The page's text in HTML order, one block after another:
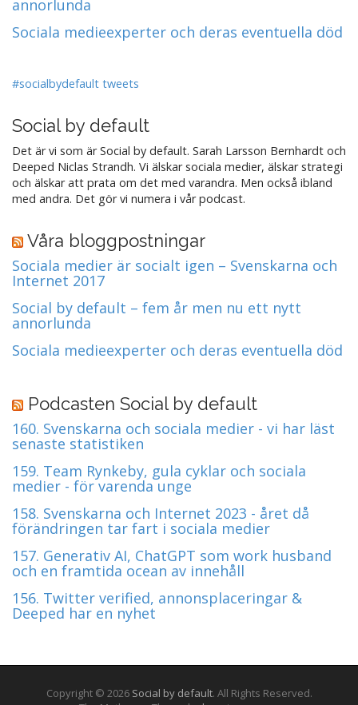
annorlunda
Sociala medieexperter och deras eventuella död
#socialbydefault tweets
Social by default
Det är vi som är Social by default. Sarah Larsson Bernhardt och
Deeped Niclas Strandh. Vi älskar sociala medier, älskar strategi
och älskar att prata om det med varandra. Men också ibland
med andra. Det gör vi numera i vår podcast.
Våra bloggpostningar
Sociala medier är socialt igen – Svenskarna och
Internet 2017
Social by default – fem år men nu ett nytt
annorlunda
Sociala medieexperter och deras eventuella död
Podcasten Social by default
160. Svenskarna och sociala medier - vi har läst
senaste statistiken
159. Team Rynkeby, gula cyklar och sociala
medier - för varenda unge
158. Svenskarna och Internet 2023 - året då
förändringen tar fart i sociala medier
157. Generativ AI, ChatGPT som work husband
och en framtida ocean av innehåll
156. Twitter verified, annonsplaceringar &
Deeped har en nyhet
Copyright © 2026 Social by default. All Rights Reserved.